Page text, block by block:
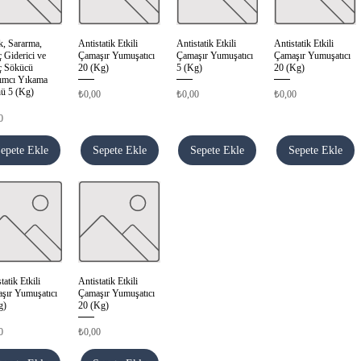
Bakış
Sararma,
Giderici ve
Sökücü
Yıkama
5 (Kg)
Ekle
Hızlı Bakış
Antistatik Etkili
Çamaşır Yumuşatıcı
20 (Kg)
Fiyat
₺0,00
Sepete Ekle
Hızlı Bakış
Antistatik Etkili
Çamaşır Yumuşatıcı
5 (Kg)
Fiyat
₺0,00
Sepete Ekle
Hızlı Bakış
Antistatik Etkili
Çamaşır Yumuşatıcı
20 (Kg)
Fiyat
₺0,00
Sepete Ekle
Bakış
Etkili
Yumuşatıcı
Hızlı Bakış
Antistatik Etkili
Çamaşır Yumuşatıcı
20 (Kg)
Fiyat
₺0,00